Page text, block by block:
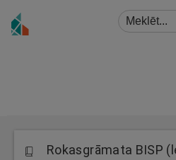
Rokasgrāmata BISP